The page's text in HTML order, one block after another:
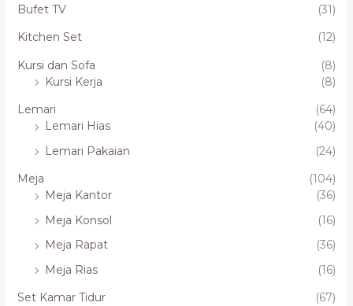
Bufet TV
(31)
Kitchen Set
(12)
Kursi dan Sofa
(8)
Kursi Kerja
(8)
Lemari
(64)
Lemari Hias
(40)
Lemari Pakaian
(24)
Meja
(104)
Meja Kantor
(36)
Meja Konsol
(16)
Meja Rapat
(36)
Meja Rias
(16)
Set Kamar Tidur
(67)